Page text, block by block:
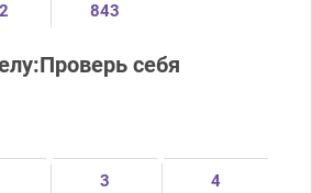
843
себя
3 4